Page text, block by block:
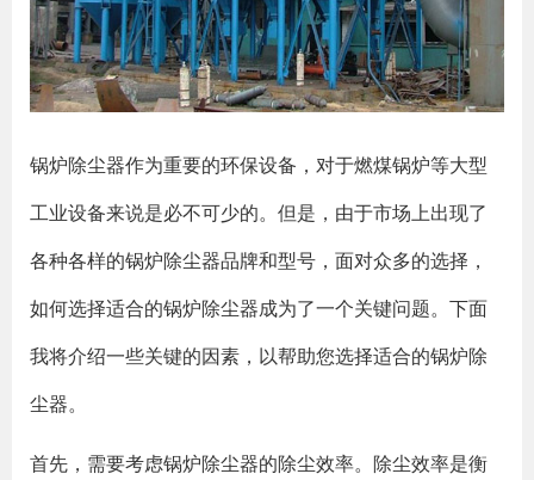
锅炉除尘器作为重要的环保设备，对于燃煤锅炉等大型
工业设备来说是必不可少的。但是，由于市场上出现了
各种各样的锅炉除尘器品牌和型号，面对众多的选择，
如何选择适合的锅炉除尘器成为了一个关键问题。下面
我将介绍一些关键的因素，以帮助您选择适合的锅炉除
尘器。
首先，需要考虑锅炉除尘器的除尘效率。除尘效率是衡